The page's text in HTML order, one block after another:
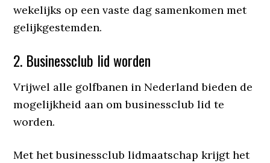
wekelijks op een vaste dag samenkomen met
gelijkgestemden.
2. Businessclub lid worden
Vrijwel alle golfbanen in Nederland bieden de
mogelijkheid aan om businessclub lid te
worden.
Met het businessclub lidmaatschap krijgt het